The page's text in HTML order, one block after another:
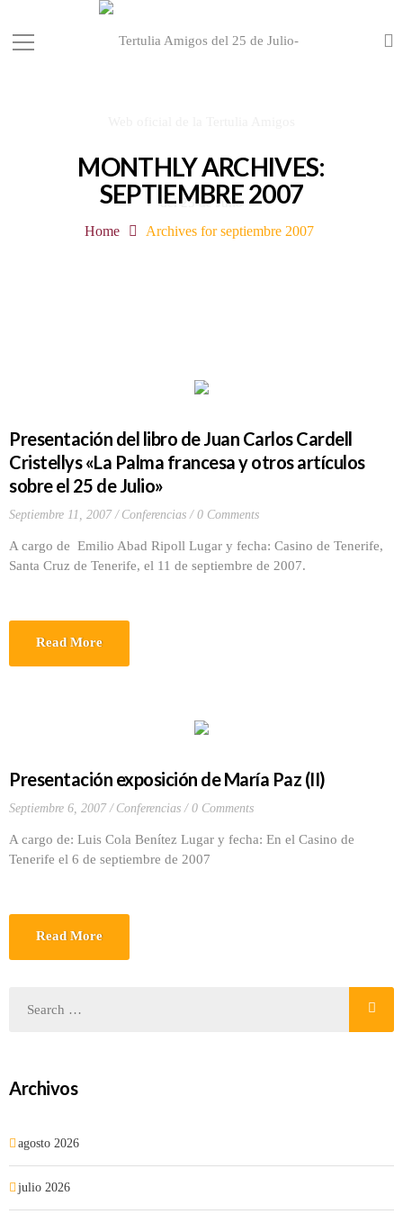
MONTHLY ARCHIVES:
SEPTIEMBRE 2007
Home Archives for septiembre 2007
Presentación del libro de Juan Carlos Cardell
Cristellys «La Palma francesa y otros artículos
sobre el 25 de Julio»
Septiembre 11, 2007 Conferencias 0 Comments
A cargo de Emilio Abad Ripoll Lugar y fecha: Casino de Tenerife,
Santa Cruz de Tenerife, el 11 de septiembre de 2007.
Read More
Presentación exposición de María Paz (II)
Septiembre 6, 2007 Conferencias 0 Comments
A cargo de: Luis Cola Benítez Lugar y fecha: En el Casino de
Tenerife el 6 de septiembre de 2007
Read More
Archivos
agosto 2026
julio 2026